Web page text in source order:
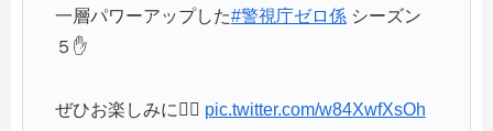
一層パワーアップした#警視庁ゼロ係シーズン
５✋
ぜひお楽しみに👮‍♂️ pic.twitter.com/w84XwfXsOh